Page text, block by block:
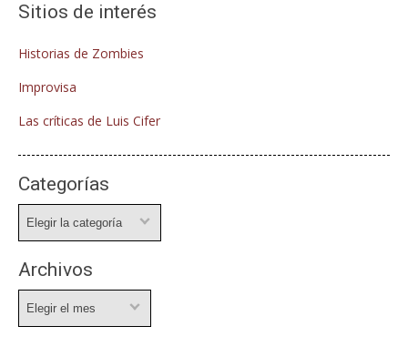
Sitios de interés
Historias de Zombies
Improvisa
Las críticas de Luis Cifer
Categorías
Archivos